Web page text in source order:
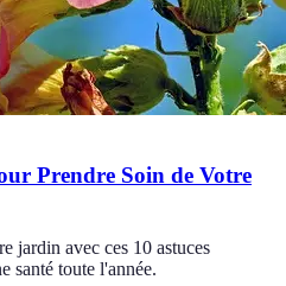
Prendre Soin de Votre
jardin avec ces 10 astuces
santé toute l'année.